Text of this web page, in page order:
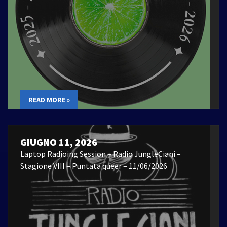
READ MORE »
GIUGNO 11, 2026
Laptop Radioing Session – Radio JungleCiani –
Stagione VIII – Puntata queer – 11/06/2026